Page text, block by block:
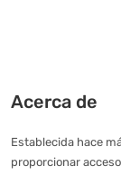
Acerca de
Establecida hace
proporcionar